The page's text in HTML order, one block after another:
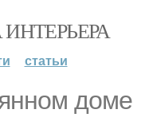
статьи
доме